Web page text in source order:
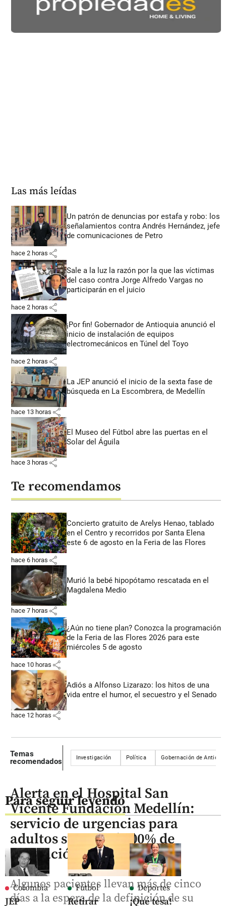
Las más leídas
Un patrón de denuncias por estafa y robo: los
señalamientos contra Andrés Hernández, jefe
de comunicaciones de Petro
hace 2 horas share
Sale a la luz la razón por la que las víctimas
del caso contra Jorge Alfredo Vargas no
participarán en el juicio
hace 2 horas share
¡Por fin! Gobernador de Antioquia anunció el
inicio de instalación de equipos
electromecánicos en Túnel del Toyo
hace 2 horas share
La JEP anunció el inicio de la sexta fase de
búsqueda en La Escombrera, de Medellín
hace 13 horas share
El Museo del Fútbol abre las puertas en el
Solar del Águila
hace 3 horas share
Te recomendamos
Concierto gratuito de Arelys Henao, tablado
en el Centro y recorridos por Santa Elena
este 6 de agosto en la Feria de las Flores
hace 6 horas share
Murió la bebé hipopótamo rescatada en el
Magdalena Medio
hace 7 horas share
¿Aún no tiene plan? Conozca la programación
de la Feria de las Flores 2026 para este
miércoles 5 de agosto
hace 10 horas share
Adiós a Alfonso Lizarazo: los hitos de una
vida entre el humor, el secuestro y el Senado
hace 12 horas share
Temas
recomendados
Investigación Política Gobernación de
Para seguir leyendo
Colombia
JEP
Fútbol
Retirar
Deportes
¡Qué tesa!
Alerta en el Hospital San
Vicente Fundación Medellín:
servicio de urgencias para
adultos supera el 300% de
saturación
Algunos pacientes llevan más de cinco
días a la espera de la definición de su